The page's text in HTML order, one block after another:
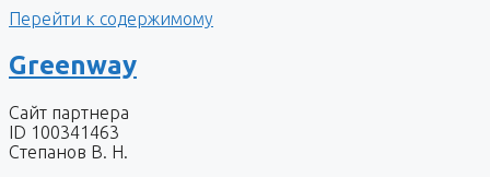
Перейти к содержимому
Greenway
Сайт партнера
ID 100341463
Степанов В. Н.